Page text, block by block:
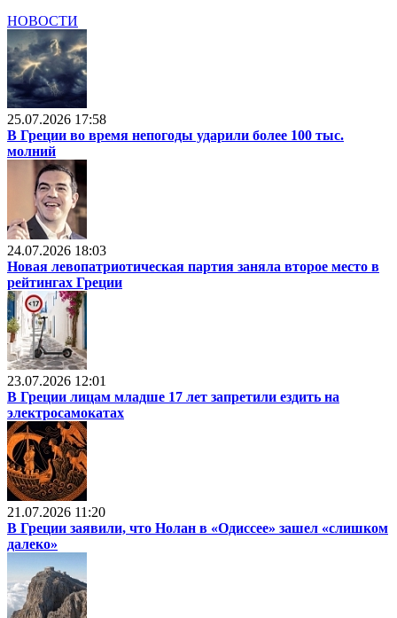
НОВОСТИ
25.07.2026 17:58
В Греции во время непогоды ударили более 100 тыс.
молний
24.07.2026 18:03
Новая левопатриотическая партия заняла второе место в
рейтингах Греции
23.07.2026 12:01
В Греции лицам младше 17 лет запретили ездить на
электросамокатах
21.07.2026 11:20
В Греции заявили, что Нолан в «Одиссее» зашел «слишком
далеко»